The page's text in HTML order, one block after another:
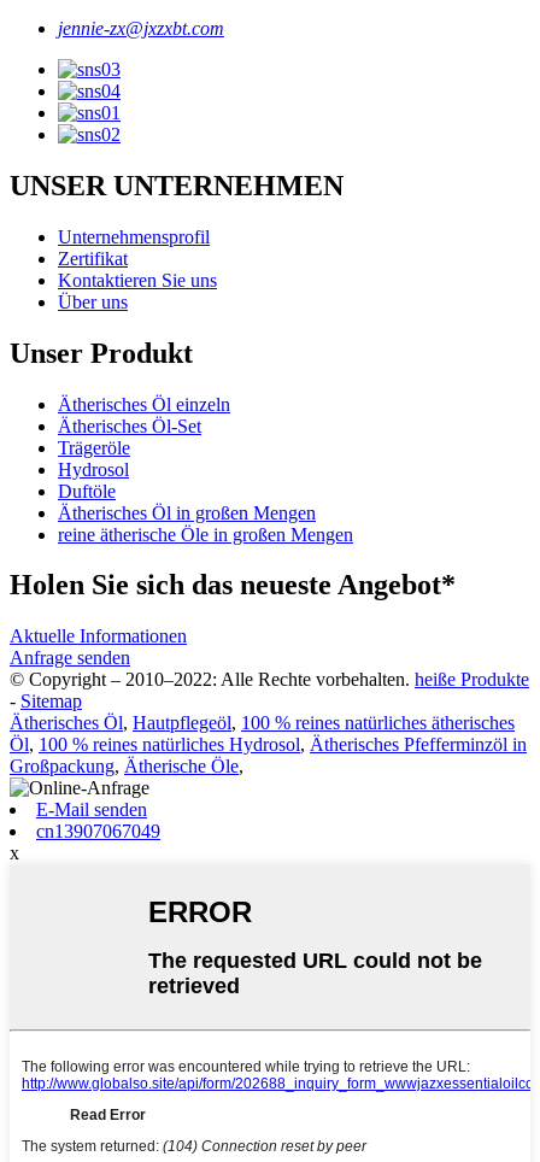
jennie-zx@jxzxbt.com
UNSER UNTERNEHMEN
Unternehmensprofil
Zertifikat
Kontaktieren Sie uns
Über uns
Unser Produkt
Ätherisches Öl einzeln
Ätherisches Öl-Set
Trägeröle
Hydrosol
Duftöle
Ätherisches Öl in großen Mengen
reine ätherische Öle in großen Mengen
Holen Sie sich das neueste Angebot*
Aktuelle Informationen
Anfrage senden
© Copyright – 2010–2022: Alle Rechte vorbehalten. heiße Produkte
- Sitemap
Ätherisches Öl, Hautpflegeöl, 100 % reines natürliches ätherisches
Öl, 100 % reines natürliches Hydrosol, Ätherisches Pfefferminzöl in
Großpackung, Ätherische Öle,
E-Mail senden
cn13907067049
x